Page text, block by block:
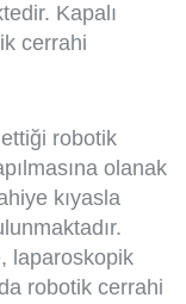
Kapalı
cerrahi
robotik
olanak
kıyasla
laparoskopik
robotik cerrahi